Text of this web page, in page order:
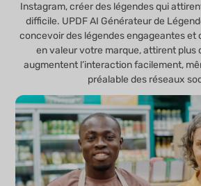
Instagram, créer des légendes qui
difficile. UPDF AI Générateur de
concevoir des légendes engageantes
en valeur votre marque, attirent plus
augmentent l’interaction facilement,
préalable des réseaux